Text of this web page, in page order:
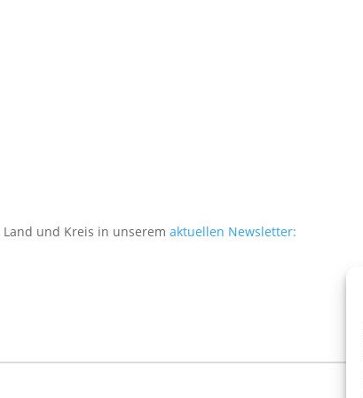
und Kreis in unseremaktuellen Newsletter: